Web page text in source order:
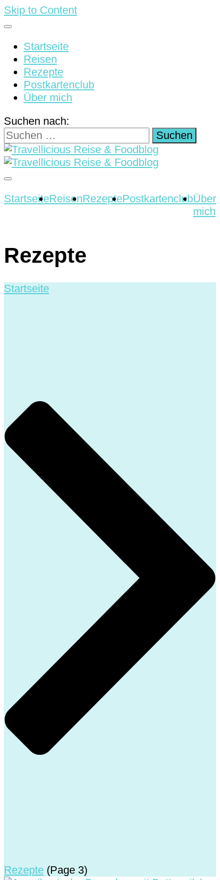
Skip to Content
Startseite
Reisen
Rezepte
Postkartenclub
Über mich
Suchen nach:
Travellicious Reise &
StartseiteReisenRezeptePostkartenclubÜber
mich
Rezepte
Startseite
Rezepte (Page 3)